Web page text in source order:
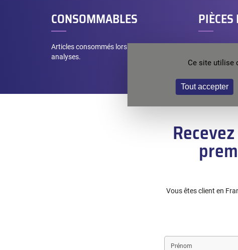
CONSOMMABLES
Articles consommés lors des mesures /
analyses.
PIÈCES
la précision
Vous êtes client en
Ce site utilise
Tout accepter